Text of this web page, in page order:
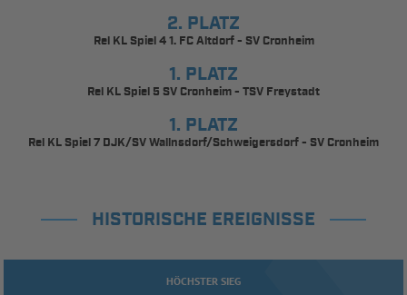
2. PLATZ
Rel KL Spiel 4 1. FC Altdorf - SV Cronheim
1. PLATZ
Rel KL Spiel 5 SV Cronheim - TSV Freystadt
1. PLATZ
Rel KL Spiel 7 DJK/SV Wallnsdorf/Schweigersdorf - SV Cronheim
HISTORISCHE EREIGNISSE
HÖCHSTER SIEG